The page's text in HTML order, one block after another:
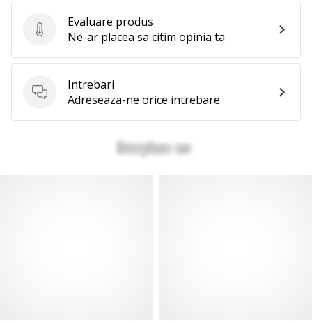
Evaluare produs
Evaluare produs
Ne-ar placea sa citim opinia ta
Intrebari
Intrebari
Adreseaza-ne orice intrebare